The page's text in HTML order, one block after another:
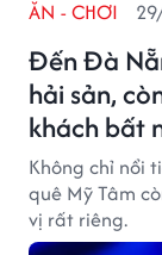
Đến Đà
hải sản,
khách bất
ĂN - CHƠI
Không chỉ nổi
quê Mỹ Tâm
vị rất riêng.